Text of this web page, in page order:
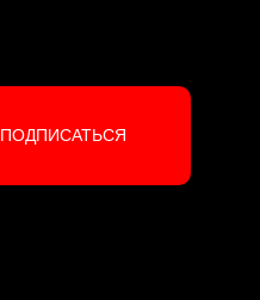
ПОДПИСАТЬСЯ